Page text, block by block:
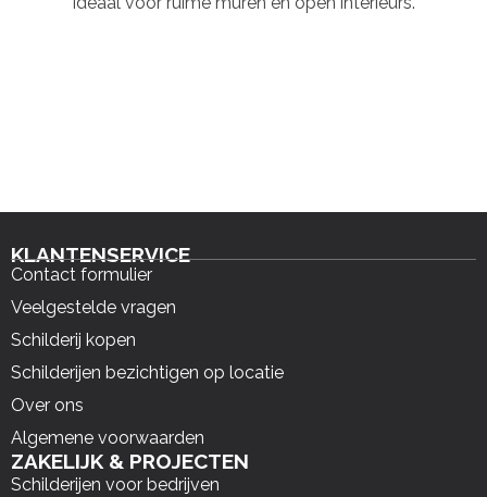
KLANTENSERVICE
Contact formulier
Veelgestelde vragen
Schilderij kopen
Schilderijen bezichtigen op locatie
Over ons
Algemene voorwaarden
ZAKELIJK & PROJECTEN
Schilderijen voor bedrijven